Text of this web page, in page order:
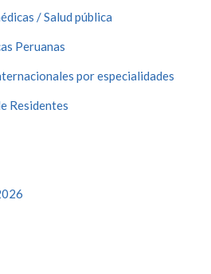
/ Salud pública
Peruanas
por especialidades
Residentes